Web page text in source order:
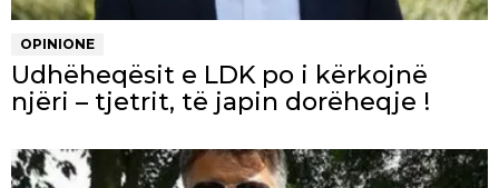
OPINIONE
Udhëheqësit e LDK po i kërkojnë
njëri – tjetrit, të japin dorëheqje !